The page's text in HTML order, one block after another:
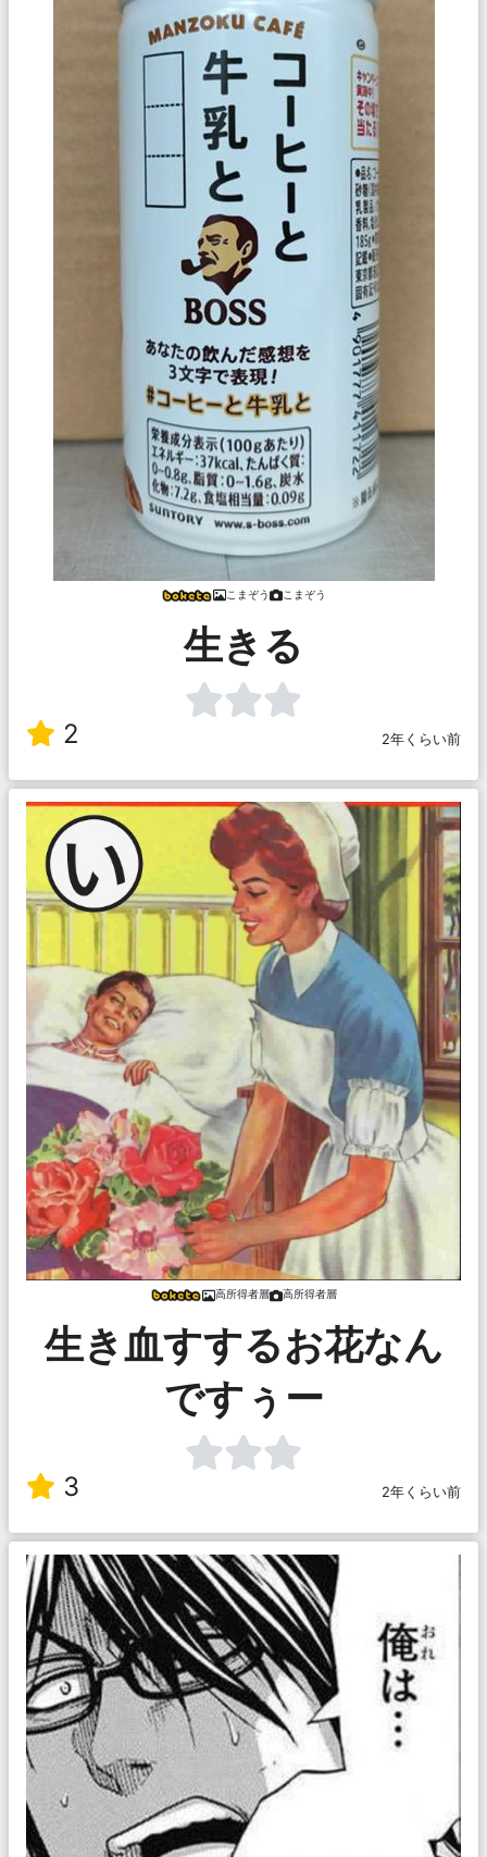
こまぞう こまぞう
生きる
2 2年くらい前
高所得者層 高所得者層
生き血すするお花なん
ですぅー
3 2年くらい前